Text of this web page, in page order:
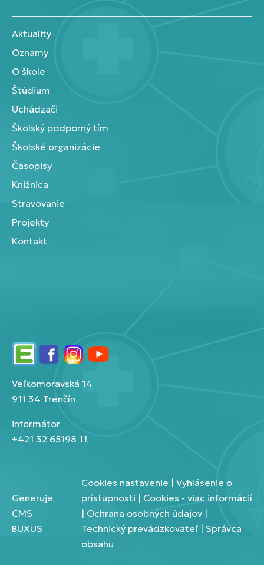
Aktuality
Oznamy
O škole
Štúdium
Uchádzači
Školský podporný tím
Školské organizácie
Časopisy
Knižnica
Stravovanie
Projekty
Kontakt
EdupageFacebookInstagram
YouTube
Veľkomoravská 14
911 34 Trenčín
informátor
+421 32 65198 11
Generuje
CMS
BUXUS
Cookies nastavenie | Vyhlásenie o
prístupnosti | Cookies - viac informácií
| Ochrana osobných údajov |
Technický prevádzkovateľ | Správca
obsahu